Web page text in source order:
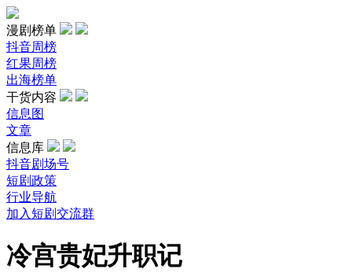
漫剧榜单
抖音周榜
红果周榜
出海榜单
干货内容
信息图
文章
信息库
抖音剧场号
短剧政策
行业导航
加入短剧交流群
冷宫贵妃升职记